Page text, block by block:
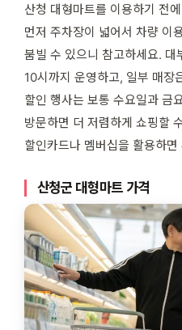
산청 대형마트를 이용하기 전
먼저 주차장이 넓어서 차량 이
붐빌 수 있으니 참고하세요. 대
10시까지 운영하고, 일부 매장
할인 행사는 보통 수요일과 금
방문하면 더 저렴하게 쇼핑할
할인카드나 멤버십을 활용하
산청군 대형마트 가격